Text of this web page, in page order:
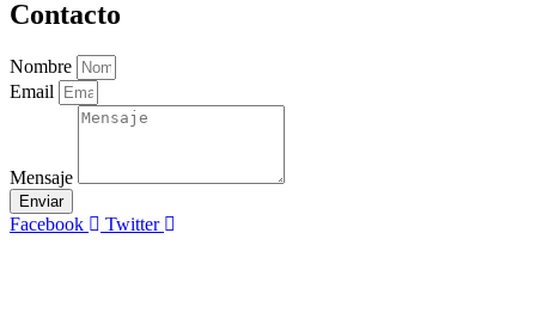
Contacto
Nombre
Email
Mensaje
Enviar
Facebook Twitter